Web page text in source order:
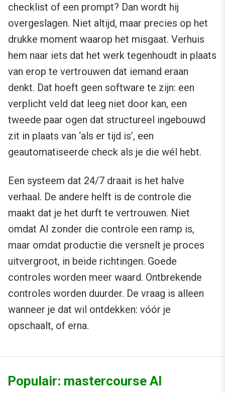
checklist of een prompt? Dan wordt hij
overgeslagen. Niet altijd, maar precies op het
drukke moment waarop het misgaat. Verhuis
hem naar iets dat het werk tegenhoudt in plaats
van erop te vertrouwen dat iemand eraan
denkt. Dat hoeft geen software te zijn: een
verplicht veld dat leeg niet door kan, een
tweede paar ogen dat structureel ingebouwd
zit in plaats van ‘als er tijd is’, een
geautomatiseerde check als je die wél hebt.
Een systeem dat 24/7 draait is het halve
verhaal. De andere helft is de controle die
maakt dat je het durft te vertrouwen. Niet
omdat AI zonder die controle een ramp is,
maar omdat productie die versnelt je proces
uitvergroot, in beide richtingen. Goede
controles worden meer waard. Ontbrekende
controles worden duurder. De vraag is alleen
wanneer je dat wil ontdekken: vóór je
opschaalt, of erna.
Populair: mastercourse AI